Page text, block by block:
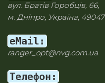
вул. Братів Горобців, 66,
м. Дніпро, Україна, 49047
eMail:
ranger_opt@nvg.com.ua
Телефон: